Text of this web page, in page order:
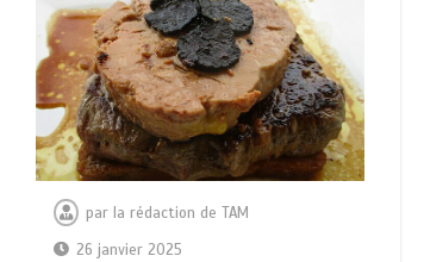
par la rédaction de TAM
26 janvier 2025